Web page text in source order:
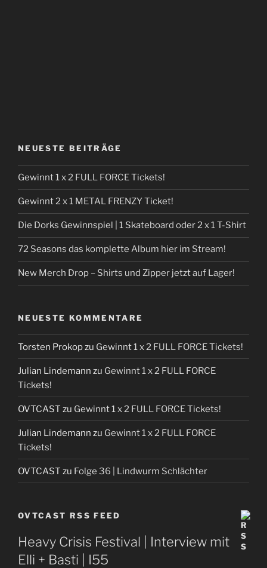
NEUESTE BEITRÄGE
Gewinnt 1 x 2 FULL FORCE Tickets!
Gewinnt 2 x 1 METAL FRENZY Ticket!
Die Dorks Gewinnspiel | 1 Skateboard oder 2 x 1 T-Shirt
72 Seasons das komplette Album hier im Stream!
New Merch Drop – Shirts und Zipper jetzt auf Lager!
NEUESTE KOMMENTARE
Torsten Prokopzu Gewinnt 1 x 2 FULL FORCE Tickets!
Julian Lindemann zu Gewinnt 1 x 2 FULL FORCE
Tickets!
OVTCAST zu Gewinnt 1 x 2 FULL FORCE Tickets!
Julian Lindemann zu Gewinnt 1 x 2 FULL FORCE
Tickets!
OVTCAST zu Folge 36 | Lindwurm Schlächter
OVTCAST RSS FEED
Heavy Crisis Festival | Interview mit
Elli + Basti | I55